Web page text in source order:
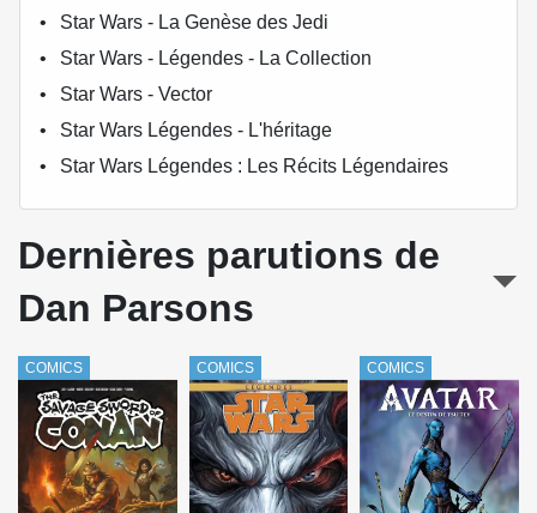
Star Wars - La Genèse des Jedi
Star Wars - Légendes - La Collection
Star Wars - Vector
Star Wars Légendes - L'héritage
Star Wars Légendes : Les Récits Légendaires
Dernières parutions de
Dan Parsons
COMICS COMICS COMICS